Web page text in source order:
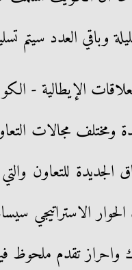
العدد سيتم تسليمه
الإيطالية -
مجالات
الجديدة للتعاون
الحوار
واحراز تقدم ملحوظ